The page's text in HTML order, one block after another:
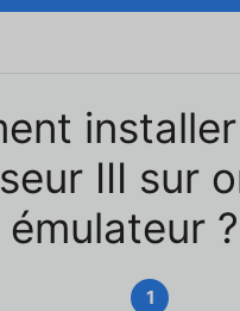
installer
III sur
?
1